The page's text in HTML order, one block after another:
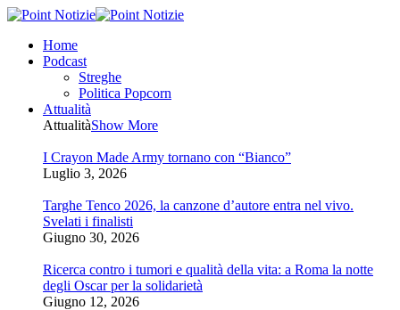
Home
Podcast
Streghe
Politica Popcorn
Attualità
AttualitàShow More
I Crayon Made Army tornano con “Bianco”
Luglio 3, 2026
Targhe Tenco 2026, la canzone d’autore entra nel vivo.
Svelati i finalisti
Giugno 30, 2026
Ricerca contro i tumori e qualità della vita: a Roma la notte
degli Oscar per la solidarietà
Giugno 12, 2026